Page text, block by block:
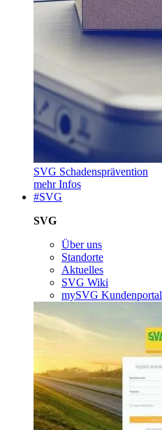
SVG Schadensprävention
mehr Infos
#SVG
SVG
Über uns
Standorte
Aktuelles
SVG Wiki
mySVG Kundenportal